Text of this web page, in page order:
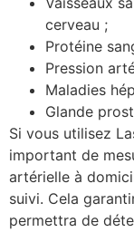
cerveau ;
Protéine
Pression
Maladies
Glande
Si vous utilisez
important de
artérielle à
suivi. Cela
permettra de